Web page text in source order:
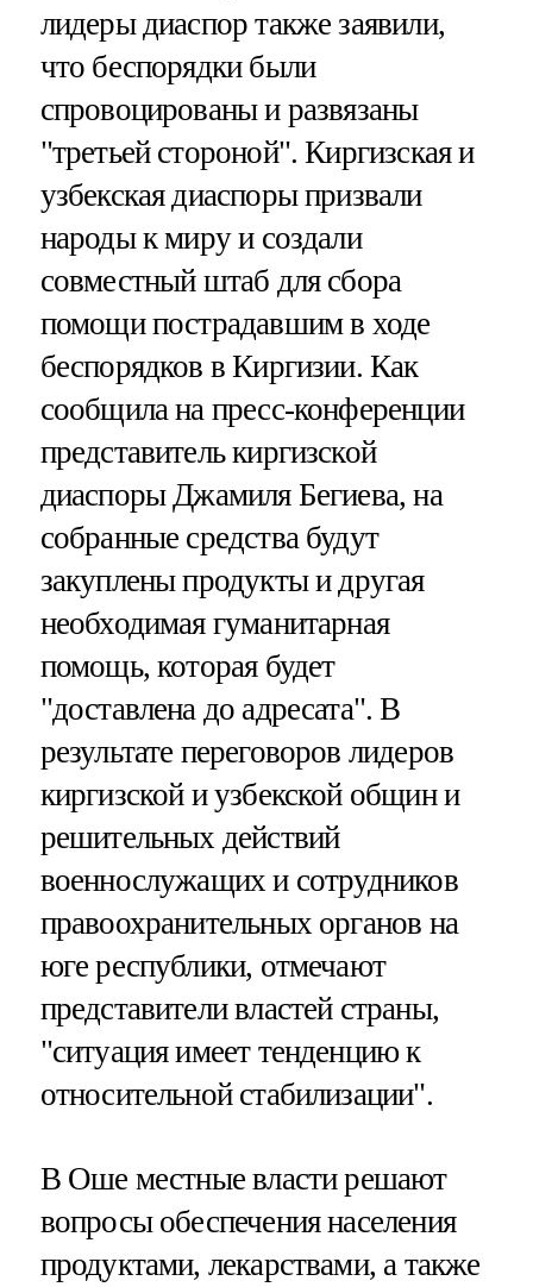
лидеры диаспор также заявили,
что беспорядки были
спровоцированы и развязаны
"третьей стороной". Киргизская и
узбекская диаспоры призвали
народы к миру и создали
совместный штаб для сбора
помощи пострадавшим в ходе
беспорядков в Киргизии. Как
сообщила на пресс-конференции
представитель киргизской
диаспоры Джамиля Бегиева, на
собранные средства будут
закуплены продукты и другая
необходимая гуманитарная
помощь, которая будет
"доставлена до адресата". В
результате переговоров лидеров
киргизской и узбекской общин и
решительных действий
военнослужащих и сотрудников
правоохранительных органов на
юге республики, отмечают
представители властей страны,
"ситуация имеет тенденцию к
относительной стабилизации".
В Оше местные власти решают
вопросы обеспечения населения
продуктами, лекарствами, а также